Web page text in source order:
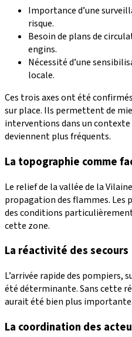
Importance d’une
risque.
Besoin de plans de
engins.
Nécessité d’une
locale.
Ces trois axes ont été
sur place. Ils permettent de
interventions dans un
deviennent plus fréquents.
La topographie comme
Le relief de la vallée de la
propagation des flammes. Les
des conditions
cette zone.
La réactivité des secours
L’arrivée rapide des pompiers,
été déterminante. Sans cette
aurait été bien plus importante.
La coordination des